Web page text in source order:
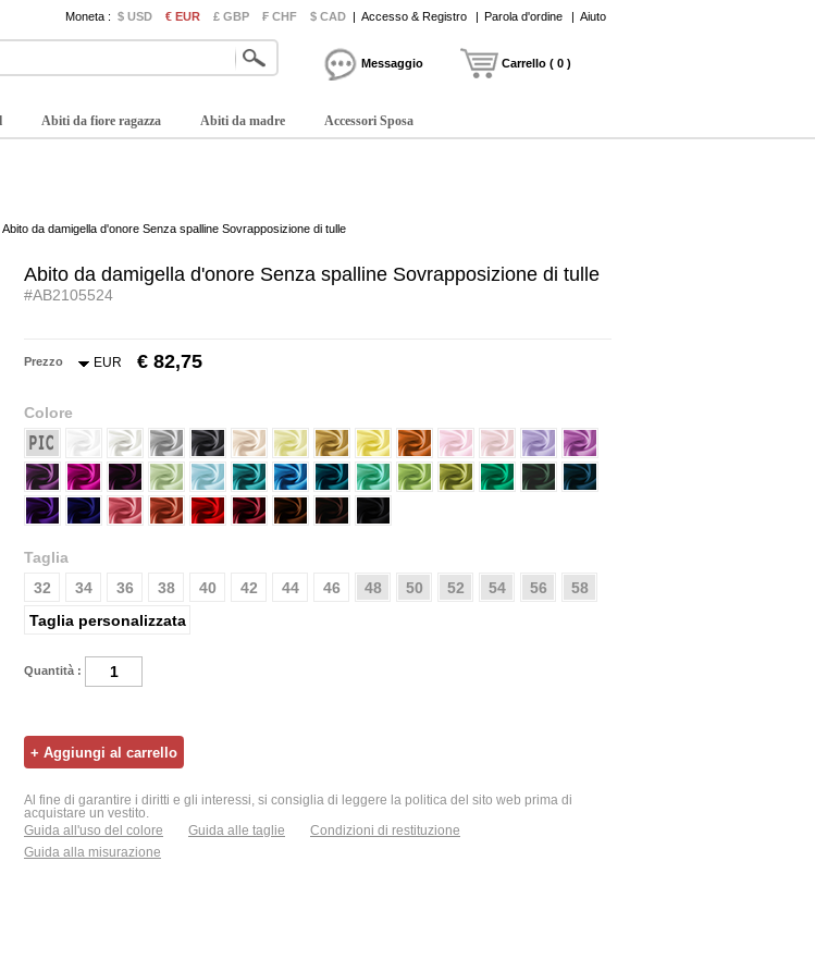
Moneta : $ USD € EUR £ GBP ₣ CHF $ CAD | Accesso & Registro | Parola d'ordine | Aiuto
Messaggio Carrello ( 0 )
Abiti da fiore ragazza Abiti da madre Accessori Sposa
Abito da damigella d'onore Senza spalline Sovrapposizione di tulle
Abito da damigella d'onore Senza spalline Sovrapposizione di tulle
#AB2105524
Prezzo EUR € 82,75
Colore
Taglia
32
34 36 38 40 42 44 46 48 50 52 54 56
58
Taglia personalizzata
Quantità :
Al fine di garantire i diritti e gli interessi, si consiglia di leggere la politica del sito web prima di
acquistare un vestito.
Guida all'uso del colore
Guida alle taglie
Condizioni di restituzione
Guida alla misurazione